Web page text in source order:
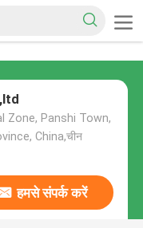
Zone, Panshi Town,
China,चीन
हमसे संपर्क करें